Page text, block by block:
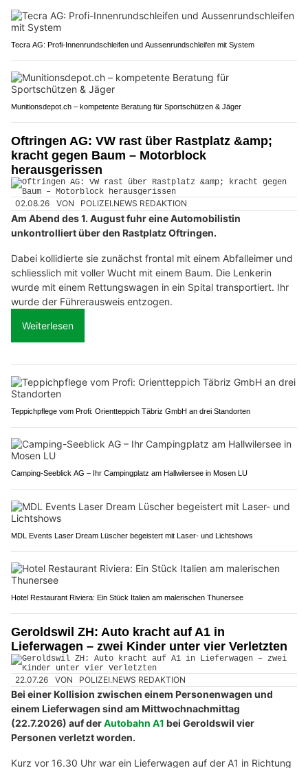
Tecra AG: Profi-Innenrundschleifen und Aussenrundschleifen mit System
Munitionsdepot.ch – kompetente Beratung für Sportschützen & Jäger
Oftringen AG: VW rast über Rastplatz &amp;
kracht gegen Baum – Motorblock
herausgerissen
02.08.26 VON POLIZEI.NEWS REDAKTION
Am Abend des 1. August fuhr eine Automobilistin
unkontrolliert über den Rastplatz Oftringen.
Dabei kollidierte sie zunächst frontal mit einem Abfalleimer und
schliesslich mit voller Wucht mit einem Baum. Die Lenkerin
wurde mit einem Rettungswagen in ein Spital transportiert. Ihr
wurde der Führerausweis entzogen.
Weiterlesen
Teppichpflege vom Profi: Orientteppich Täbriz GmbH an drei Standorten
Camping-Seeblick AG – Ihr Campingplatz am Hallwilersee in Mosen LU
MDL Events Laser Dream Lüscher begeistert mit Laser- und Lichtshows
Hotel Restaurant Riviera: Ein Stück Italien am malerischen Thunersee
Geroldswil ZH: Auto kracht auf A1 in
Lieferwagen – zwei Kinder unter vier Verletzten
22.07.26 VON POLIZEI.NEWS REDAKTION
Bei einer Kollision zwischen einem Personenwagen und
einem Lieferwagen sind am Mittwochnachmittag
(22.7.2026) auf derAutobahn A1 bei Geroldswil vier
Personen verletzt worden.
Kurz vor 16.30 Uhr war ein Lieferwagen auf der A1 in Richtung